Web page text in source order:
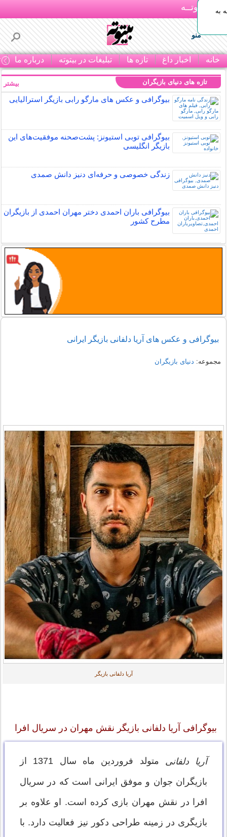
بـیتوتــه
منو
خانه اخبار داغ تازه ها تبلیغات در بیتوته درباره ما
به
تازه های دنیای بازیگران
بیوگرافی و عکس های مارگو رابی بازیگر استرالیایی
بیوگرافی توبی استیونز: پشت‌صحنه موفقیت‌های این
بازیگر انگلیسی
زندگی خصوصی و حرفه‌ای دنیز دانش صمدی
بیوگرافی باران احمدی دختر مهران احمدی از بازیگران
مطرح کشور
بیشتر
بیوگرافی و عکس های آریا دلفانی بازیگر ایرانی
مجموعه: دنیای بازیگران
آریا دلفانی بازیگر
بیوگرافی آریا دلفانی بازیگر نقش مهران در سریال افرا
آریا دلفانی متولد فروردین ماه سال 1371 از
بازیگران جوان و موفق ایرانی است که در سریال
افرا در نقش مهران بازی کرده است. او علاوه بر
بازیگری در زمینه طراحی دکور نیز فعالیت دارد. با